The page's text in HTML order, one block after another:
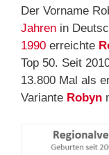
Der Vorname
Jahren in
1990 erreichte
Top 50. Seit
13.800 Mal als
Variante Robyn